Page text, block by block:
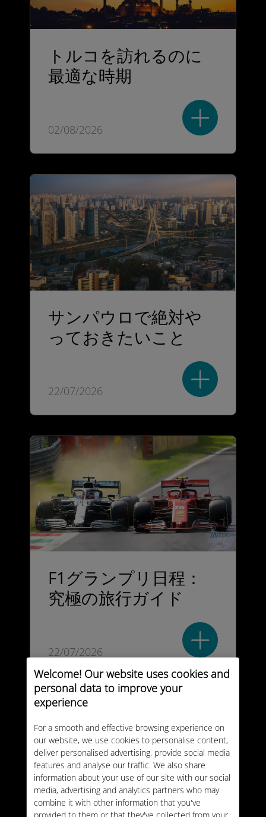
Welcome! Our website uses cookies and
personal data to improve your
experience
For a smooth and effective browsing experience on
our website, we use cookies to personalise content,
deliver personalised advertising, provide social media
features and analyse our traffic. We also share
information about your use of our site with our social
media, advertising and analytics partners who may
combine it with other information that you've
provided to them or that they've collected from your
トルコを訪れるのに
最適な時期
02/08/2026
サンパウロで絶対や
っておきたいこと
22/07/2026
F1グランプリ日程：
究極の旅行ガイド
22/07/2026